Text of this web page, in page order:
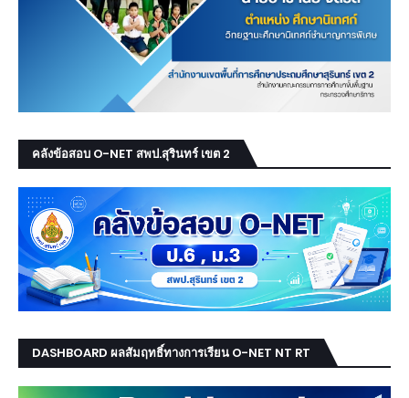
คลังข้อสอบ O-NET สพป.สุรินทร์ เขต 2
DASHBOARD ผลสัมฤทธิ์ทางการเรียน O-NET NT RT